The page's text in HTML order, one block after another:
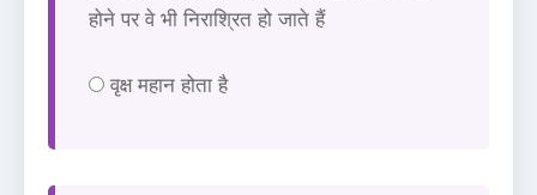
होने पर वे भी निराश्रित हो जाते हैं
वृक्ष महान होता है